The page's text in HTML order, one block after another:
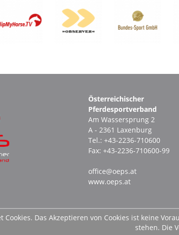
Cookies. Das Akzeptieren von Cookies ist keine
stehen. Die
Österreichischer
Pferdesportverband
Am Wassersprung 2
A - 2361 Laxenburg
Tel.: +43-2236-710600
Fax: +43-2236-710600-99
office@oeps.at
www.oeps.at